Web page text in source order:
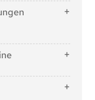
als
KI-Systeme mit
III
KI-
für Anbieter